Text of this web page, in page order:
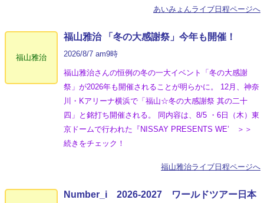
あいみょんライブ日程ページへ
福山雅治
福山雅治 「冬の⼤感謝祭」今年も開催！
2026/8/7 am9時
福山雅治さんの恒例の冬の一大イベント「冬の⼤感謝
祭」が2026年も開催されることが明らかに。 12月、神奈
川・Kアリーナ横浜で「福山☆冬の大感謝祭 其の二十
四」と銘打ち開催される。 同内容は、8/5 ・6日（木）東
京ドームで行われた『NISSAY PRESENTS WE’ ＞＞
続きをチェック！
福山雅治ライブ日程ページへ
Number_i 2026‐2027 ワールドツアー日本